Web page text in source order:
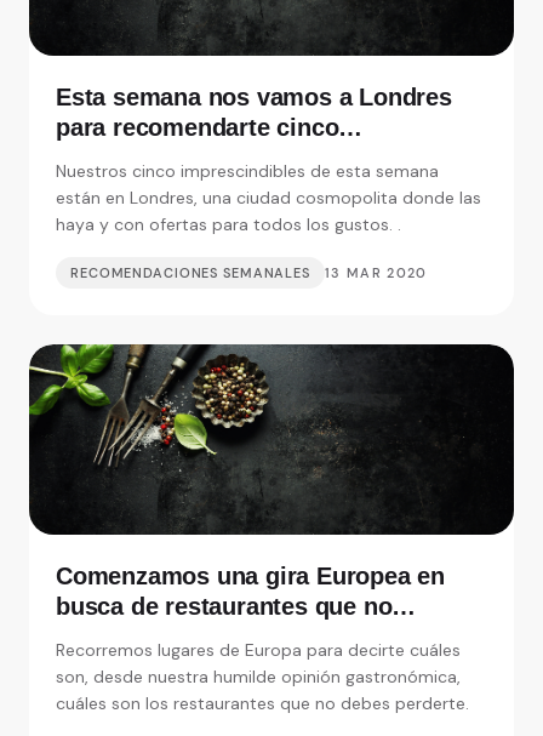
Esta semana nos vamos a Londres
para recomendarte cinco
imprescindibles
Nuestros cinco imprescindibles de esta semana
están en Londres, una ciudad cosmopolita donde las
haya y con ofertas para todos los gustos. .
RECOMENDACIONES SEMANALES 13 MAR 2020
Comenzamos una gira Europea en
busca de restaurantes que no
Recorremos lugares de Europa para decirte cuáles
son, desde nuestra humilde opinión gastronómica,
cuáles son los restaurantes que no debes perderte.